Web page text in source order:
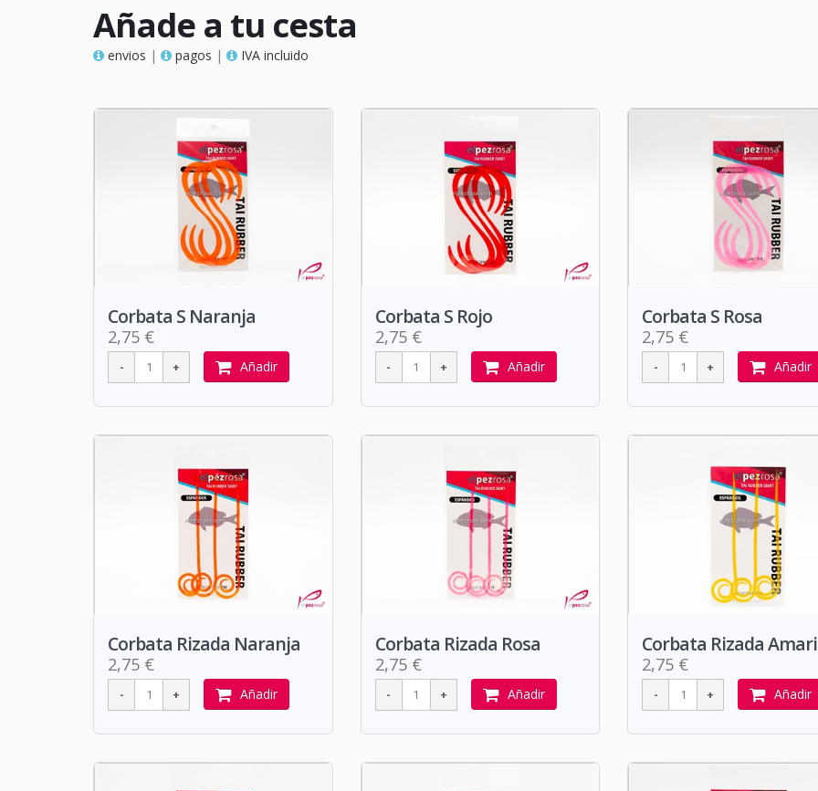
Añade a tu cesta
envios | pagos | IVA incluido
Corbata S Naranja
2,75 €
Añadir
Corbata S Rojo
2,75 €
Añadir
Corbata S Rosa
2,75 €
Añadir
Corbata Rizada Naranja
2,75 €
Añadir
Corbata Rizada Rosa
2,75 €
Añadir
Corbata Rizada
2,75 €
Añadir